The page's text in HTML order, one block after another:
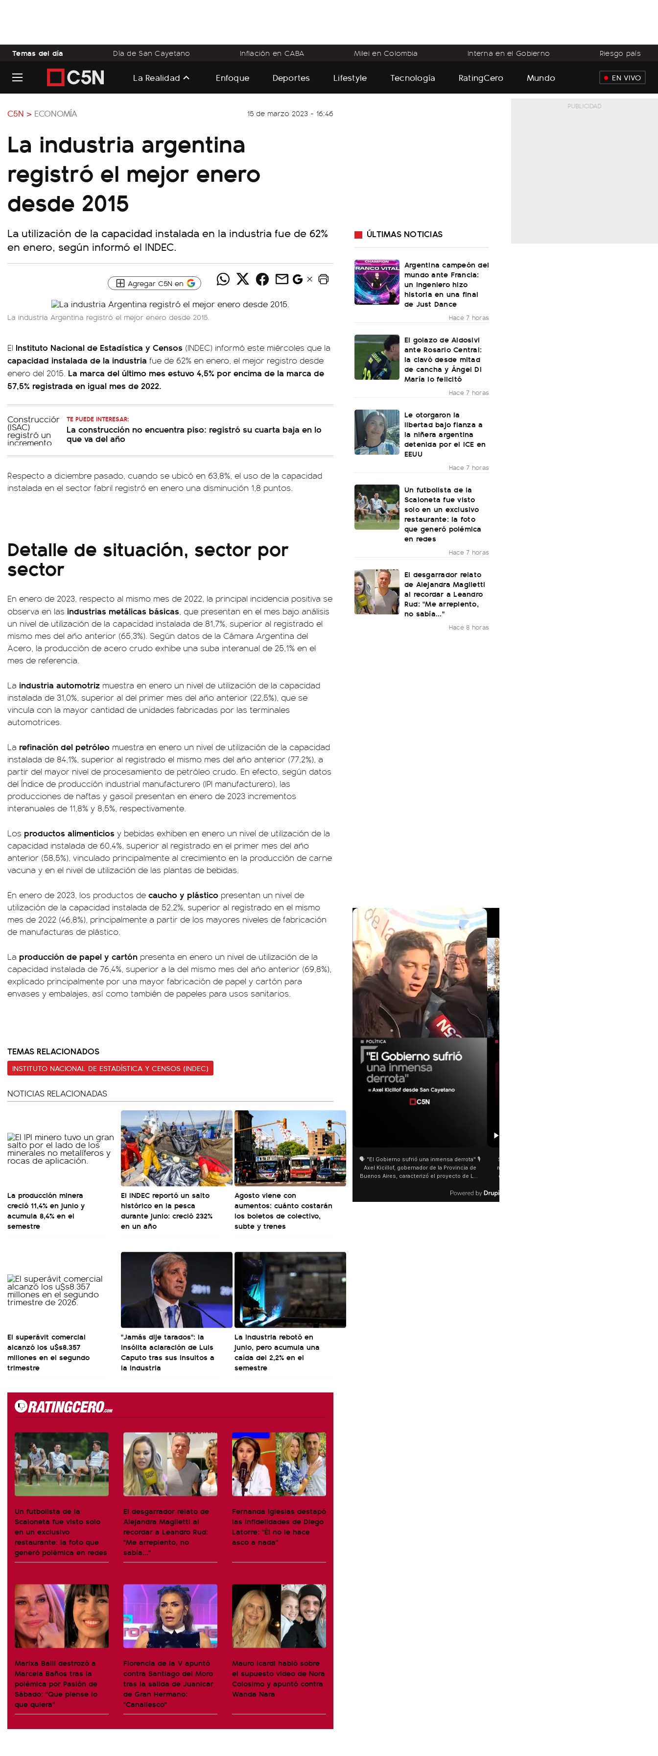
Temas del día Día de San Cayetano Inflación en CABA Milei en Colombia Interna en el Gobierno Riesgo país
La Realidad Enfoque Deportes Lifestyle Tecnología RatingCero Mundo EN VIVO
C5N > ECONOMÍA 15 de marzo 2023 - 16:46
La industria argentina
registró el mejor enero
desde 2015
La utilización de la capacidad instalada en la industria fue de 62%
en enero, según informó el INDEC.
Agregar C5N en
La industria Argentina registró el mejor enero desde 2015.
El Instituto Nacional de Estadística y Censos (INDEC) informó este miércoles que la
capacidad instalada de la industria fue de 62% en enero, el mejor registro desde
enero del 2015. La marca del último mes estuvo 4,5% por encima de la marca de
57,5% registrada en igual mes de 2022.
TE PUEDE INTERESAR:
La construcción no encuentra piso: registró su cuarta baja en lo
que va del año
Respecto a diciembre pasado, cuando se ubicó en 63,8%, el uso de la capacidad
instalada en el sector fabril registró en enero una disminución 1,8 puntos.
Detalle de situación, sector por
sector
En enero de 2023, respecto al mismo mes de 2022, la principal incidencia positiva se
observa en las industrias metálicas básicas, que presentan en el mes bajo análisis
un nivel de utilización de la capacidad instalada de 81,7%, superior al registrado el
mismo mes del año anterior (65,3%). Según datos de la Cámara Argentina del
Acero, la producción de acero crudo exhibe una suba interanual de 25,1% en el
mes de referencia.
La industria automotriz muestra en enero un nivel de utilización de la capacidad
instalada de 31,0%, superior al del primer mes del año anterior (22,5%), que se
vincula con la mayor cantidad de unidades fabricadas por las terminales
automotrices.
La refinación del petróleo muestra en enero un nivel de utilización de la capacidad
instalada de 84,1%, superior al registrado el mismo mes del año anterior (77,2%), a
partir del mayor nivel de procesamiento de petróleo crudo. En efecto, según datos
del Índice de producción industrial manufacturero (IPI manufacturero), las
producciones de naftas y gasoil presentan en enero de 2023 incrementos
interanuales de 11,8% y 8,5%, respectivamente.
Los productos alimenticios y bebidas exhiben en enero un nivel de utilización de la
capacidad instalada de 60,4%, superior al registrado en el primer mes del año
anterior (58,5%), vinculado principalmente al crecimiento en la producción de carne
vacuna y en el nivel de utilización de las plantas de bebidas.
En enero de 2023, los productos de caucho y plástico presentan un nivel de
utilización de la capacidad instalada de 52,2%, superior al registrado en el mismo
mes de 2022 (46,8%), principalmente a partir de los mayores niveles de fabricación
de manufacturas de plástico.
La producción de papel y cartón presenta en enero un nivel de utilización de la
capacidad instalada de 76,4%, superior a la del mismo mes del año anterior (69,8%),
explicado principalmente por una mayor fabricación de papel y cartón para
envases y embalajes, así como también de papeles para usos sanitarios.
TEMAS RELACIONADOS
INSTITUTO NACIONAL DE ESTADÍSTICA Y CENSOS (INDEC)
NOTICIAS RELACIONADAS
La producción minera
creció 11,4% en junio y
acumula 8,4% en el
semestre
El INDEC reportó un salto
histórico en la pesca
durante junio: creció 232%
en un año
Agosto viene con
aumentos: cuánto costarán
los boletos de colectivo,
subte y trenes
El superávit comercial
alcanzó los u$s8.357
millones en el segundo
trimestre
"Jamás dije tarados": la
insólita aclaración de Luis
Caputo tras sus insultos a
la industria
La industria rebotó en
junio, pero acumula una
caída del 2,2% en el
semestre
Un futbolista de la
Scaloneta fue visto solo
en un exclusivo
restaurante: la foto que
generó polémica en redes
El desgarrador relato de
Alejandra Maglietti al
recordar a Leandro Rud:
"Me arrepiento, no
sabía..."
Fernanda Iglesias destapó
las infidelidades de Diego
Latorre: "Él no le hace
asco a nada"
Marixa Balli destrozó a
Marcela Baños tras la
polémica por Pasión de
Sábado: "Que piense lo
que quiera"
Florencia de la V apuntó
contra Santiago del Moro
tras la salida de Juanicar
de Gran Hermano:
"Canallesco"
Mauro Icardi habló sobre
el supuesto video de Nora
Colosimo y apuntó contra
Wanda Nara
ÚLTIMAS NOTICIAS
Argentina campeón del
mundo ante Francia:
un ingeniero hizo
historia en una final
de Just Dance
Hace 7 horas
El golazo de Aldosivi
ante Rosario Central:
la clavó desde mitad
de cancha y Ángel Di
María lo felicitó
Hace 7 horas
Le otorgaron la
libertad bajo fianza a
la niñera argentina
detenida por el ICE en
EEUU
Hace 7 horas
Un futbolista de la
Scaloneta fue visto
solo en un exclusivo
restaurante: la foto
que generó polémica
en redes
Hace 7 horas
El desgarrador relato
de Alejandra Maglietti
al recordar a Leandro
Rud: "Me arrepiento,
no sabía..."
Hace 8 horas
01:05
🗣️ "El Gobierno sufrió una inmensa derrota" 🎙️
Axel Kicillof, gobernador de la Provincia de
Buenos Aires, caracterizó el proyecto de Ley
de Inviolabilidad de la Propiedad Privada
como "una lista sábana con temas nefastos"
y destacó "la movilización popular". 📌 La
declaración fue desde el santuario de San
Cayetano, donde también advirtió que "la
sociedad no solo sufre porque no llega sino
San Cayetano: Jorge García Cuerva juntó a
miles de peregrinos en Liniers El arzobispo
de Buenos Aires destacó la fortaleza de la
agua y soportó las bajas temperaturas de los
últimos días: "Son dificultades que pudieron